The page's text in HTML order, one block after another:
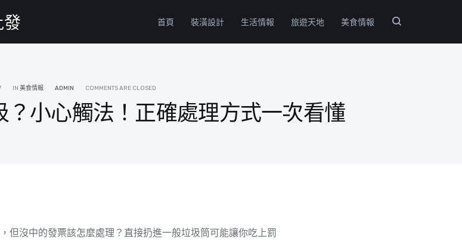
首頁 裝潢設計 生活情報 旅遊天地 美食情報
IN 美食情報 ADMIN COMMENTS ARE CLOSED
小心觸法！正確處理方式一次看懂
但沒中的發票該怎麼處理？直接扔進一般垃圾筒可能讓你吃上罰